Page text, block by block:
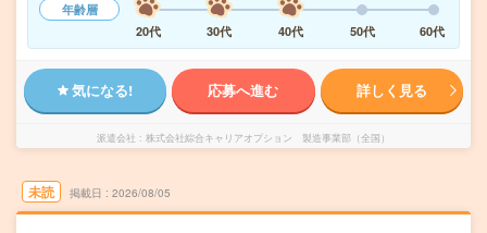
年齢層
20代
30代 40代 50代 60代
気になる! 応募へ進む 詳しく見る
派遣会社 株式会社綜合キャリアオプション 製造事業部（全国）
未読 掲載日 2026/08/05